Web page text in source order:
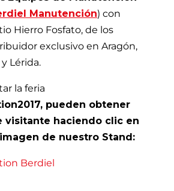
Manutención) con
Hierro Fosfato, de los
exclusivo en Aragón,
y Lérida.
la feria
pueden obtener
visitante haciendo clic en
de nuestro Stand: